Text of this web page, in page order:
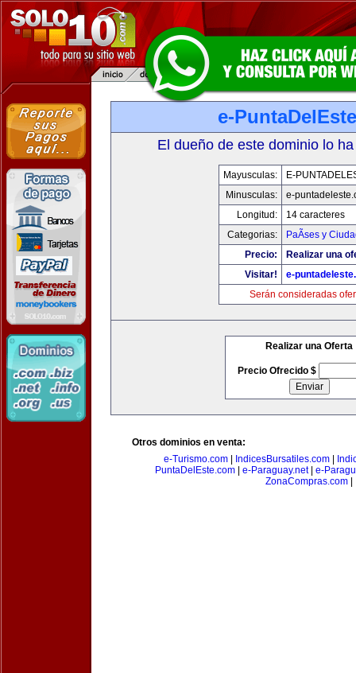
e-
El dueño de este dominio lo
Mayusculas:
E-
Minusculas:
e-
Longitud:
14 caracteres
Categorias:
PaÃ­ses y
Precio:
Realizar una
Visitar!
e-
Serán consideradas
Realizar una Oferta
Precio Ofrecido $
Otros dominios en venta:
e-Turismo.com| IndicesBursatiles.com|
PuntaDelEste.com| e-Paraguay.net| e-
ZonaCompras.com